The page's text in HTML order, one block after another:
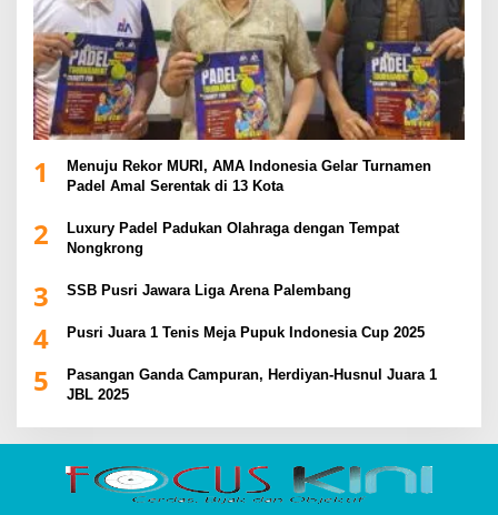
1
Menuju Rekor MURI, AMA Indonesia Gelar Turnamen
Padel Amal Serentak di 13 Kota
2
Luxury Padel Padukan Olahraga dengan Tempat
Nongkrong
3 SSB Pusri Jawara Liga Arena Palembang
4 Pusri Juara 1 Tenis Meja Pupuk Indonesia Cup 2025
5
Pasangan Ganda Campuran, Herdiyan-Husnul Juara 1
JBL 2025